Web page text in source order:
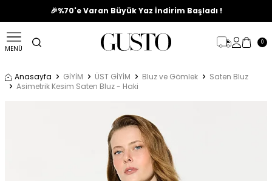
🎉%70'e Varan Büyük Yaz İndirim Başladı !
MENÜ
0
Anasayfa GİYİM ÜST GİYİM Bluz ve Gömlek
Saten Bluz
Asimetrik Kesim Saten Bluz - Haki